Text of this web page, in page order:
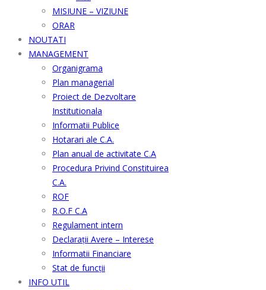
MISIUNE – VIZIUNE
ORAR
NOUTATI
MANAGEMENT
Organigrama
Plan managerial
Proiect de Dezvoltare
Institutionala
Informatii Publice
Hotarari ale C.A.
Plan anual de activitate C.A
Procedura Privind Constituirea
C.A.
ROF
R.O.F C.A
Regulament intern
Declarații Avere – Interese
Informatii Financiare
Stat de funcții
INFO UTIL